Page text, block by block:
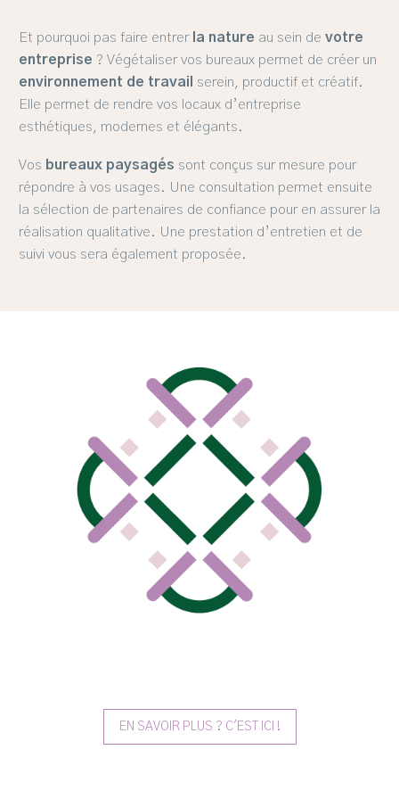
Et pourquoi pas faire entrer la nature au sein de votre
entreprise ? Végétaliser vos bureaux permet de créer un
environnement de travail
serein, productif et créatif.
Elle permet de rendre vos locaux d’entreprise
esthétiques, modernes et élégants.
Vos bureaux paysagés sont conçus sur mesure pour
répondre à vos usages. Une consultation permet ensuite
la sélection de partenaires de confiance pour en assurer la
réalisation qualitative. Une prestation d’entretien et de
suivi vous sera également proposée.
EN SAVOIR PLUS ? C'EST ICI !